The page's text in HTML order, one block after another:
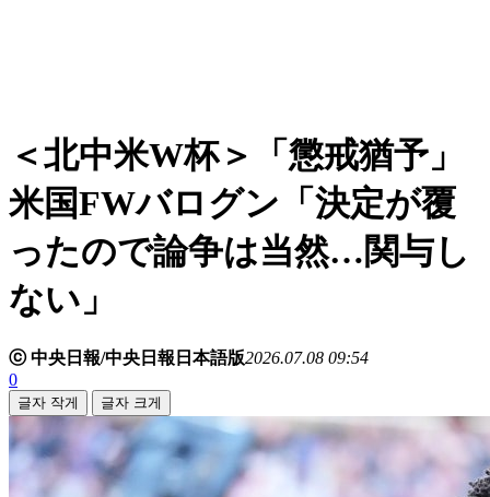
＜北中米W杯＞「懲戒猶予」
米国FWバログン「決定が覆
ったので論争は当然…関与し
ない」
ⓒ 中央日報/中央日報日本語版2026.07.08 09:54
0
글자 작게 글자 크게